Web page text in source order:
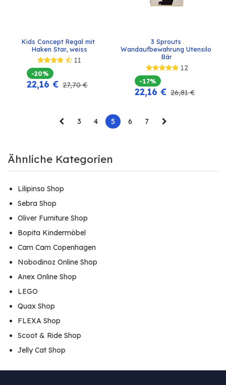
Kids Concept Regal mit
Haken Star, weiss
11
-20%
22,16 € 27,70€
3 Sprouts
Wandaufbewahrung Utensilo
Bär
12
-17%
22,16 € 26,81€
3 4 5 6 7
Ähnliche Kategorien
Lilipinso Shop
Sebra Shop
Oliver Furniture Shop
Bopita Kindermöbel
Cam Cam Copenhagen
Nobodinoz Online Shop
Anex Online Shop
LEGO
Quax Shop
FLEXA Shop
Scoot & Ride Shop
Jelly Cat Shop